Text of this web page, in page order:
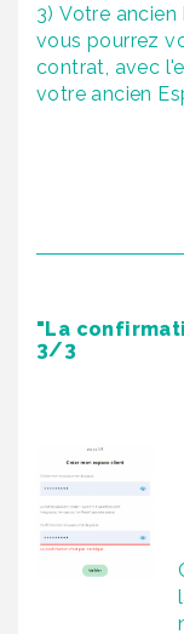
3) Votre
vous pourrez
contrat, avec
votre ancien
"La
3/3